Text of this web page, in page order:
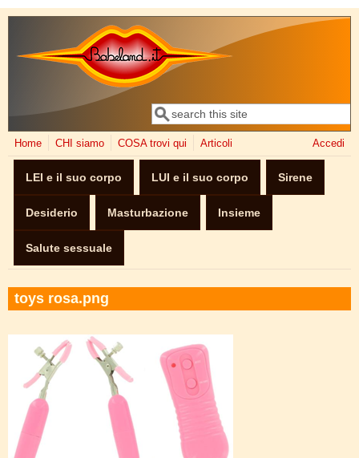
Salta al contenuto principale
Form di ricerca
Cerca
Home CHI siamo COSA trovi qui Articoli Accedi
LEI e il suo corpo LUI e il suo corpo Sirene
Desiderio Masturbazione Insieme
Salute sessuale
toys rosa.png